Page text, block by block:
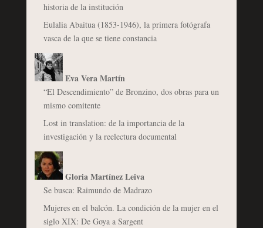
historia de la institución
Eulalia Abaitua (1853-1946), la primera fotógrafa
vasca de la que se tiene constancia
Eva Vera Martín
“El Descendimiento” de Bronzino, dos obras para un
mismo comitente
Lost in translation: de la importancia de la
investigación y la reelectura documental
Gloria Martínez Leiva
Se busca: Raimundo de Madrazo
Mujeres en el balcón. La condición de la mujer en el
siglo XIX: De Goya a Sargent